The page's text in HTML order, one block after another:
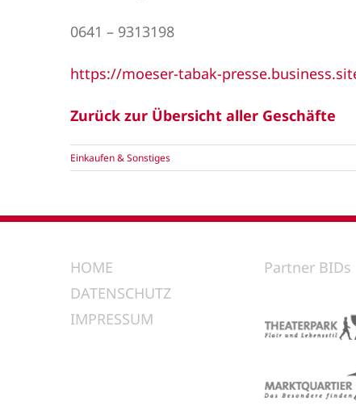
0641 – 9313198
https://moeser-tabak-
Zurück zur Übersicht aller Geschäfte
Einkaufen & Sonstiges
HOME
DATENSCHUTZ
IMPRESSUM
Partner BIDs